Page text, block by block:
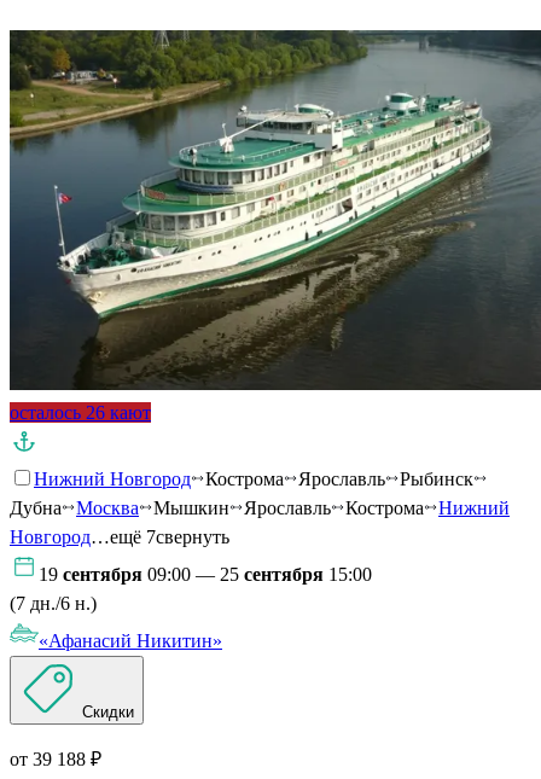
осталось 26 кают
Нижний Новгород Кострома Ярославль
Рыбинск
Дубна
Москва Мышкин Ярославль Кострома
Нижний
Новгород…ещё 7свернуть
19 сентября 09:00 — 25 сентября 15:00
(7 дн./6 н.)
«Афанасий Никитин»
Скидки
от 39 188 ₽